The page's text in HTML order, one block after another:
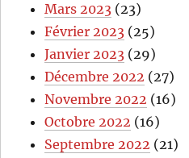
Mars 2023 (23)
Février 2023 (25)
Janvier 2023 (29)
Décembre 2022 (27)
Novembre 2022 (16)
Octobre 2022 (16)
Septembre 2022 (21)